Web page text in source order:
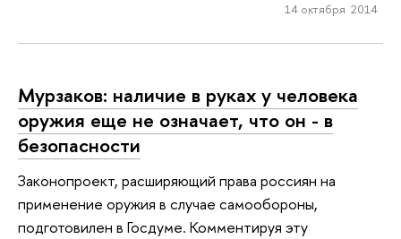
14 октября 2014
Мурзаков: наличие в руках у человека
оружия еще не означает, что он - в
безопасности
Законопроект, расширяющий права россиян на
применение оружия в случае самообороны,
подготовилен в Госдуме. Комментируя эту